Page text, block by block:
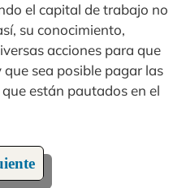
el capital de trabajo no
su conocimiento,
acciones para que
sea posible pagar las
están pautados en el